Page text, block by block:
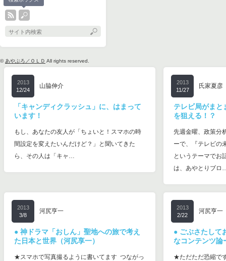
© あやぶろ／ＯＬＤ All rights reserved.
2013
12/24
山脇伸介
「キャンディクラッシュ」に、はまって
います！
もし、あなたの友人が「ちょいと！スマホの時
間設定を変えたいんだけど？」と聞いてきた
ら、その人は「キャ…
2013
11/27
氏家夏彦
テレビ局がまと
を狙える！？
先週金曜、政策分
ーで、『テレビの
というテーマでお
は、あやとりブロ
2013
3/8
河尻亨一
● 神ドラマ「おしん」聖地への旅で考え
た日本と世界（河尻享一）
★スマホで写真撮るように書いてます つながっ
2013
2/22
河尻亨一
● ごぶさたして
なコンテンツ論
★ただただ恐縮で